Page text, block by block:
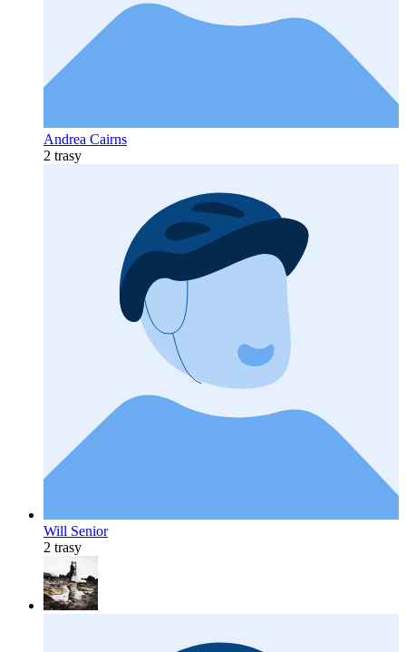
Andrea Cairns
2 trasy
Will Senior
2 trasy